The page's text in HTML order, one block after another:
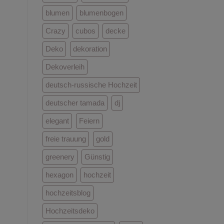
blumen blumenbogen
Crazy cubos decke
Deko dekoration
Dekoverleih
deutsch-russische Hochzeit
deutscher tamada dj
elegant Feiern
freie trauung gold
greenery Günstig
hexagon hochzeit
hochzeitsblog
Hochzeitsdeko